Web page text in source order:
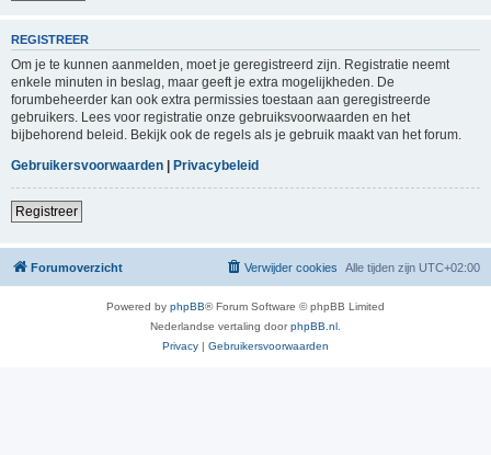
REGISTREER
Om je te kunnen aanmelden, moet je geregistreerd zijn. Registratie neemt
enkele minuten in beslag, maar geeft je extra mogelijkheden. De
forumbeheerder kan ook extra permissies toestaan aan geregistreerde
gebruikers. Lees voor registratie onze gebruiksvoorwaarden en het
bijbehorend beleid. Bekijk ook de regels als je gebruik maakt van het forum.
Gebruikersvoorwaarden
Privacybeleid
Registreer
Forumoverzicht Alle tijden zijn UTC+02:00
Verwijder cookies
Powered by phpBB® Forum Software © phpBB Limited
Nederlandse vertaling doorphpBB.nl
Privacy | Gebruikersvoorwaarden